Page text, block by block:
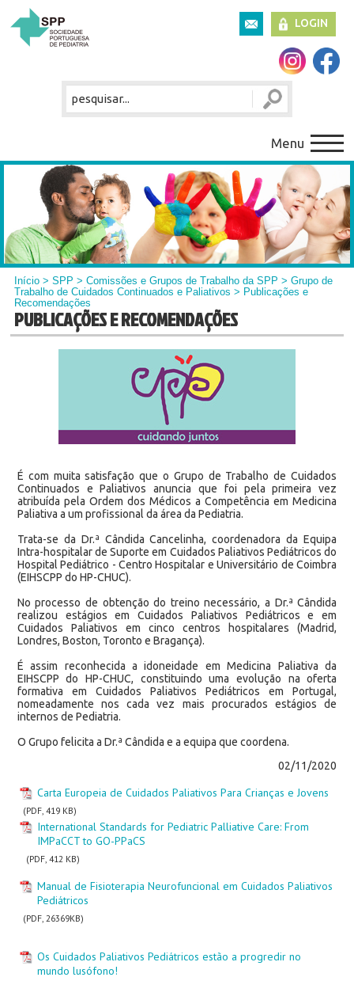
LOGIN
Menu
Início >SPP >Comissões e Grupos de Trabalho da SPP >Grupo de
Trabalho de Cuidados Continuados e Paliativos > Publicações e
Recomendações
PUBLICAÇÕES E RECOMENDAÇÕES
É com muita satisfação que o Grupo de Trabalho de Cuidados
Continuados e Paliativos anuncia que foi pela primeira vez
atribuída pela Ordem dos Médicos a Competência em Medicina
Paliativa a um profissional da área da Pediatria.
Trata-se da Dr.ª Cândida Cancelinha, coordenadora da Equipa
Intra-hospitalar de Suporte em Cuidados Paliativos Pediátricos do
Hospital Pediátrico - Centro Hospitalar e Universitário de Coimbra
(EIHSCPP do HP-CHUC).
No processo de obtenção do treino necessário, a Dr.ª Cândida
realizou estágios em Cuidados Paliativos Pediátricos e em
Cuidados Paliativos em cinco centros hospitalares (Madrid,
Londres, Boston, Toronto e Bragança).
É assim reconhecida a idoneidade em Medicina Paliativa da
EIHSCPP do HP-CHUC, constituindo uma evolução na oferta
formativa em Cuidados Paliativos Pediátricos em Portugal,
nomeadamente nos cada vez mais procurados estágios de
internos de Pediatria.
O Grupo felicita a Dr.ª Cândida e a equipa que coordena.
02/11/2020
Carta Europeia de Cuidados Paliativos Para Crianças e Jovens
(PDF, 419 KB)
International Standards for Pediatric Palliative Care: From
IMPaCCT to GO-PPaCS
(PDF, 412 KB)
Manual de Fisioterapia Neurofuncional em Cuidados Paliativos
Pediátricos
(PDF, 26369KB)
Os Cuidados Paliativos Pediátricos estão a progredir no
mundo lusófono!